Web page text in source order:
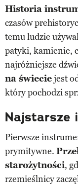
Historia
czasów
temu ludzie
patyki, kamienie,
najróżniejsze
na świeciejest
który pochodzi
Najstarsze
Pierwsze
prymitywne.
starożytności,
rzemieślnicy